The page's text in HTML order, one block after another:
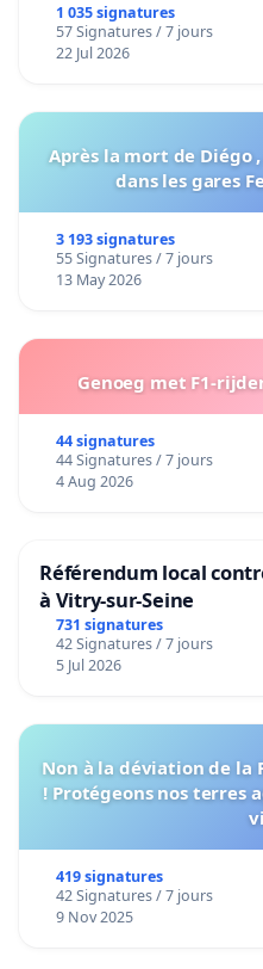
1 035 signatures
57 Signatures / 7 jours
22 Jul 2026
Après la mort de Diégo
dans les gares
3 193 signatures
55 Signatures / 7 jours
13 May 2026
Genoeg met F1-
44 signatures
44 Signatures / 7 jours
4 Aug 2026
Référendum local
à Vitry-sur-Seine
731 signatures
42 Signatures / 7 jours
5 Jul 2026
Non à la déviation de la
! Protégeons nos terres
419 signatures
42 Signatures / 7 jours
9 Nov 2025